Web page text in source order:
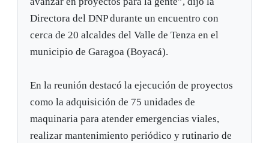
Directora del DNP durante un encuentro con
cerca de 20 alcaldes del Valle de Tenza en el
municipio de Garagoa (Boyacá).
En la reunión destacó la ejecución de proyectos
como la adquisición de 75 unidades de
maquinaria para atender emergencias viales,
realizar mantenimiento periódico y rutinario de